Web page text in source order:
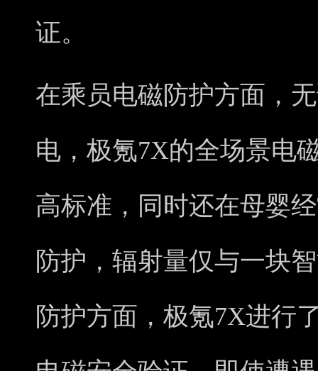
证。
在乘员电磁防护方面，
电，极氪7X的全场景电
高标准，同时还在母婴
防护，辐射量仅与一块
防护方面，极氪7X进行